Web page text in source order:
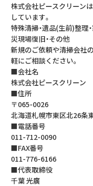
株式会社ピースクリーン
しています。
特殊清掃・遺品(生前)整理
災現場復旧・その他
新規のご依頼や清掃会社
軽にご相談ください。
■会社名
株式会社ピースクリーン
■住所
〒065-0026
北海道札幌市東区北26条
■電話番号
011-712-0090
■FAX番号
011-776-6166
■代表取締役
千葉 光廣